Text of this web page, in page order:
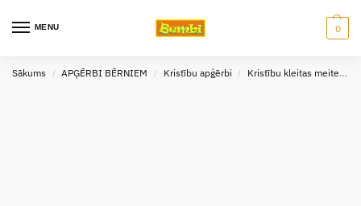
MENU 0
Sākums / APĢĒRBI BĒRNIEM / Kristību apģērbi / Kristību kleitas meitenēm